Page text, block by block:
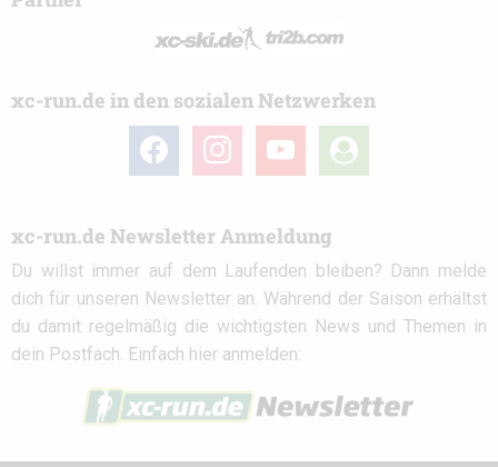
xc-run.de in den sozialen Netzwerken
facebook instagramyoutube
user-
circle
xc-run.de Newsletter Anmeldung
Du willst immer auf dem Laufenden bleiben? Dann melde
dich für unseren Newsletter an. Während der Saison erhältst
du damit regelmäßig die wichtigsten News und Themen in
dein Postfach. Einfach hier anmelden: